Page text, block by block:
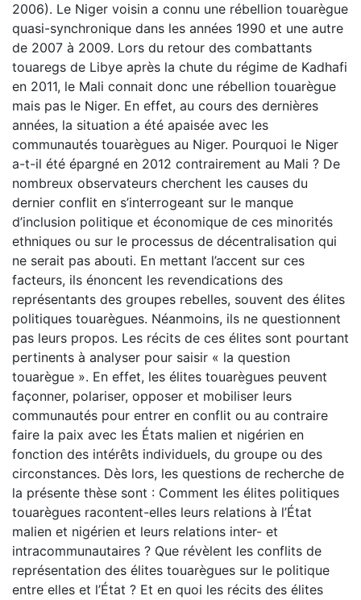
2006). Le Niger voisin a connu une rébellion touarègue
quasi-synchronique dans les années 1990 et une autre
de 2007 à 2009. Lors du retour des combattants
touaregs de Libye après la chute du régime de Kadhafi
en 2011, le Mali connait donc une rébellion touarègue
mais pas le Niger. En effet, au cours des dernières
années, la situation a été apaisée avec les
communautés touarègues au Niger. Pourquoi le Niger
a-t-il été épargné en 2012 contrairement au Mali ? De
nombreux observateurs cherchent les causes du
dernier conflit en s’interrogeant sur le manque
d’inclusion politique et économique de ces minorités
ethniques ou sur le processus de décentralisation qui
ne serait pas abouti. En mettant l’accent sur ces
facteurs, ils énoncent les revendications des
représentants des groupes rebelles, souvent des élites
politiques touarègues. Néanmoins, ils ne questionnent
pas leurs propos. Les récits de ces élites sont pourtant
pertinents à analyser pour saisir « la question
touarègue ». En effet, les élites touarègues peuvent
façonner, polariser, opposer et mobiliser leurs
communautés pour entrer en conflit ou au contraire
faire la paix avec les États malien et nigérien en
fonction des intérêts individuels, du groupe ou des
circonstances. Dès lors, les questions de recherche de
la présente thèse sont : Comment les élites politiques
touarègues racontent-elles leurs relations à l’État
malien et nigérien et leurs relations inter- et
intracommunautaires ? Que révèlent les conflits de
représentation des élites touarègues sur le politique
entre elles et l’État ? Et en quoi les récits des élites